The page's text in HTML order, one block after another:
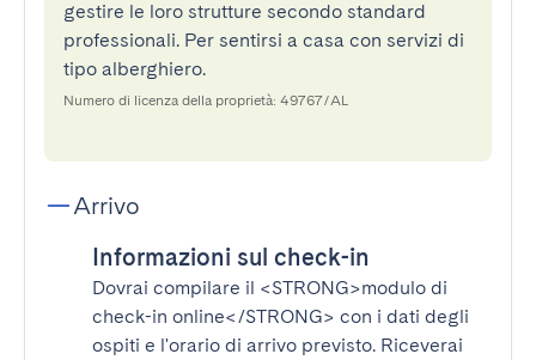
gestire le loro strutture secondo standard
professionali. Per sentirsi a casa con servizi di
tipo alberghiero.
Numero di licenza della proprietà: 49767/AL
Arrivo
Informazioni sul check-in
Dovrai compilare il <STRONG>modulo di
check-in online</STRONG> con i dati degli
ospiti e l'orario di arrivo previsto. Riceverai